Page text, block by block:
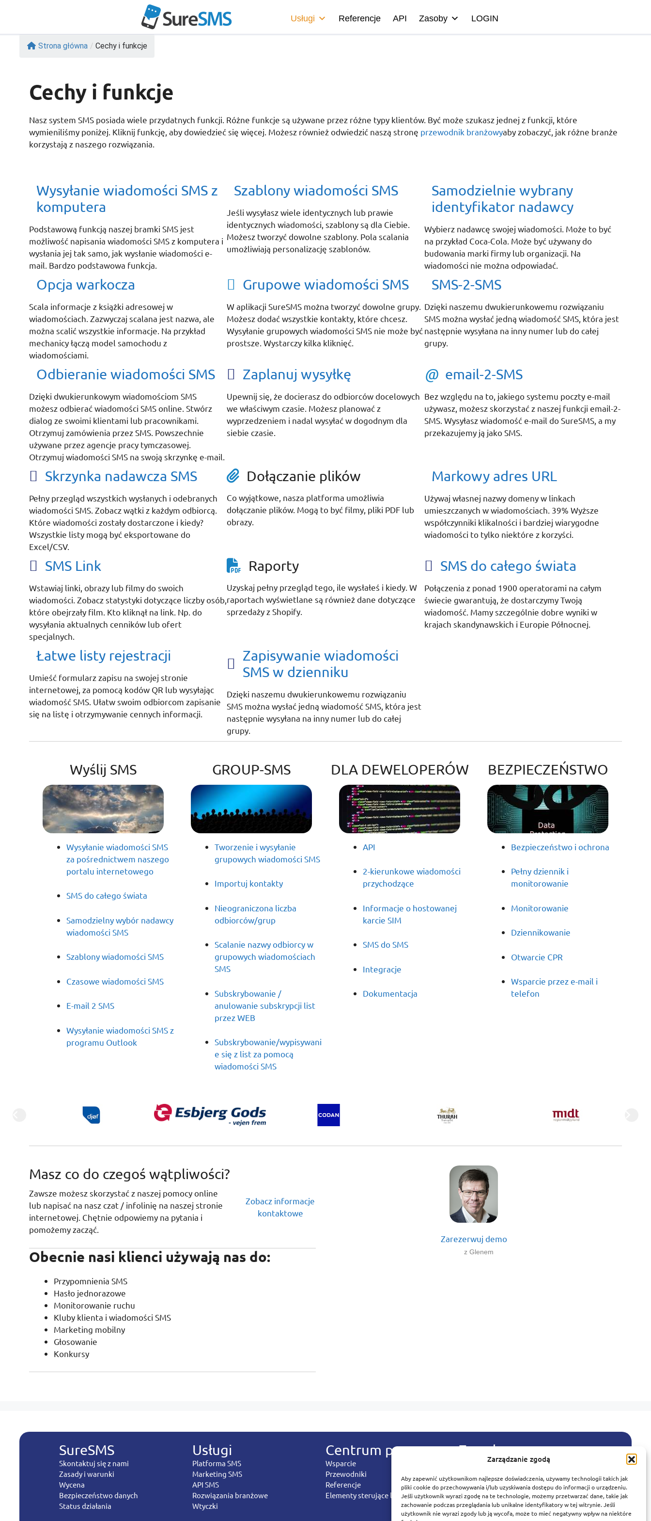
Zarządzanie zgodą
Aby zapewnić użytkownikom najlepsze doświadczenia, używamy technologii takich jak
pliki cookie do przechowywania i/lub uzyskiwania dostępu do informacji o urządzeniu.
Jeśli użytkownik wyrazi zgodę na te technologie, możemy przetwarzać dane, takie jak
zachowanie podczas przeglądania lub unikalne identyfikatory w tej witrynie. Jeśli
użytkownik nie wyrazi zgody lub ją wycofa, może to mieć negatywny wpływ na niektóre
Usługi Referencje API Zasoby LOGIN
Strona główna / Cechy i funkcje
Cechy i funkcje
Nasz system SMS posiada wiele przydatnych funkcji. Różne funkcje są używane przez różne typy klientów. Być może szukasz jednej z funkcji, które
wymieniliśmy poniżej. Kliknij funkcję, aby dowiedzieć się więcej. Możesz również odwiedzić naszą stronę przewodnik branżowyaby zobaczyć, jak różne branże
korzystają z naszego rozwiązania.
Wysyłanie wiadomości SMS z
komputera
Podstawową funkcją naszej bramki SMS jest
możliwość napisania wiadomości SMS z komputera i
wysłania jej tak samo, jak wysłanie wiadomości e-
mail. Bardzo podstawowa funkcja.
Szablony wiadomości SMS
Jeśli wysyłasz wiele identycznych lub prawie
identycznych wiadomości, szablony są dla Ciebie.
Możesz tworzyć dowolne szablony. Pola scalania
umożliwiają personalizację szablonów.
Samodzielnie wybrany
identyfikator nadawcy
Wybierz nadawcę swojej wiadomości. Może to być
na przykład Coca-Cola. Może być używany do
budowania marki firmy lub organizacji. Na
wiadomości nie można odpowiadać.
Opcja warkocza
Scala informacje z książki adresowej w
wiadomościach. Zazwyczaj scalana jest nazwa, ale
można scalić wszystkie informacje. Na przykład
mechanicy łączą model samochodu z
wiadomościami.
Grupowe wiadomości SMS
W aplikacji SureSMS można tworzyć dowolne grupy.
Możesz dodać wszystkie kontakty, które chcesz.
Wysyłanie grupowych wiadomości SMS nie może być
prostsze. Wystarczy kilka kliknięć.
SMS-2-SMS
Dzięki naszemu dwukierunkowemu rozwiązaniu
SMS można wysłać jedną wiadomość SMS, która jest
następnie wysyłana na inny numer lub do całej
grupy.
Odbieranie wiadomości SMS
Dzięki dwukierunkowym wiadomościom SMS
możesz odbierać wiadomości SMS online. Stwórz
dialog ze swoimi klientami lub pracownikami.
Otrzymuj zamówienia przez SMS. Powszechnie
używane przez agencje pracy tymczasowej.
Otrzymuj wiadomości SMS na swoją skrzynkę e-mail.
Zaplanuj wysyłkę
Upewnij się, że docierasz do odbiorców docelowych
we właściwym czasie. Możesz planować z
wyprzedzeniem i nadal wysyłać w dogodnym dla
siebie czasie.
email-2-SMS
Bez względu na to, jakiego systemu poczty e-mail
używasz, możesz skorzystać z naszej funkcji email-2-
SMS. Wysyłasz wiadomość e-mail do SureSMS, a my
przekazujemy ją jako SMS.
Skrzynka nadawcza SMS
Pełny przegląd wszystkich wysłanych i odebranych
wiadomości SMS. Zobacz wątki z każdym odbiorcą.
Które wiadomości zostały dostarczone i kiedy?
Wszystkie listy mogą być eksportowane do
Excel/CSV.
Dołączanie plików
Co wyjątkowe, nasza platforma umożliwia
dołączanie plików. Mogą to być filmy, pliki PDF lub
obrazy.
Markowy adres URL
Używaj własnej nazwy domeny w linkach
umieszczanych w wiadomościach. 39% Wyższe
współczynniki klikalności i bardziej wiarygodne
wiadomości to tylko niektóre z korzyści.
SMS Link
Wstawiaj linki, obrazy lub filmy do swoich
wiadomości. Zobacz statystyki dotyczące liczby osób,
które obejrzały film. Kto kliknął na link. Np. do
wysyłania aktualnych cenników lub ofert
specjalnych.
Raporty
Uzyskaj pełny przegląd tego, ile wysłałeś i kiedy. W
raportach wyświetlane są również dane dotyczące
sprzedaży z Shopify.
SMS do całego świata
Połączenia z ponad 1900 operatorami na całym
świecie gwarantują, że dostarczymy Twoją
wiadomość. Mamy szczególnie dobre wyniki w
krajach skandynawskich i Europie Północnej.
Łatwe listy rejestracji
Umieść formularz zapisu na swojej stronie
internetowej, za pomocą kodów QR lub wysyłając
wiadomość SMS. Ułatw swoim odbiorcom zapisanie
się na listę i otrzymywanie cennych informacji.
Zapisywanie wiadomości
SMS w dzienniku
Dzięki naszemu dwukierunkowemu rozwiązaniu
SMS można wysłać jedną wiadomość SMS, która jest
następnie wysyłana na inny numer lub do całej
grupy.
Wyślij SMS
Wysyłanie wiadomości SMS
za pośrednictwem naszego
portalu internetowego
SMS do całego świata
Samodzielny wybór nadawcy
wiadomości SMS
Szablony wiadomości SMS
Czasowe wiadomości SMS
E-mail 2 SMS
Wysyłanie wiadomości SMS z
programu Outlook
GROUP-SMS
Tworzenie i wysyłanie
grupowych wiadomości SMS
Importuj kontakty
Nieograniczona liczba
odbiorców/grup
Scalanie nazwy odbiorcy w
grupowych wiadomościach
SMS
Subskrybowanie /
anulowanie subskrypcji list
przez WEB
Subskrybowanie/wypisywani
e się z list za pomocą
wiadomości SMS
DLA DEWELOPERÓW
API
2-kierunkowe wiadomości
przychodzące
Informacje o hostowanej
karcie SIM
SMS do SMS
Integracje
Dokumentacja
BEZPIECZEŃSTWO
Bezpieczeństwo i ochrona
Pełny dziennik i
monitorowanie
Monitorowanie
Dziennikowanie
Otwarcie CPR
Wsparcie przez e-mail i
telefon
Masz co do czegoś wątpliwości?
Zawsze możesz skorzystać z naszej pomocy online
lub napisać na nasz czat / infolinię na naszej stronie
internetowej. Chętnie odpowiemy na pytania i
pomożemy zacząć.
Zobacz informacje
kontaktowe
Obecnie nasi klienci używają nas do:
Przypomnienia SMS
Hasło jednorazowe
Monitorowanie ruchu
Kluby klienta i wiadomości SMS
Marketing mobilny
Głosowanie
Konkursy
Zarezerwuj demo
z Glenem
SureSMS
Skontaktuj się z nami
Zasady i warunki
Wycena
Bezpieczeństwo danych
Status działania
Usługi
Platforma SMS
Marketing SMS
API SMS
Rozwiązania branżowe
Wtyczki
Centrum pomocy
Wsparcie
Przewodniki
Referencje
Elementy sterujące lądowaniem
Zasady
Zasady i warunki
Polityka przetwarzania danych
Polityka plików cookie
Polityka antyspamowa
Deutsch
Svenska
Norsk bokmål
Español
Português